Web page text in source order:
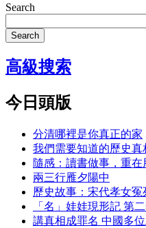
Search
Search
高級搜索
今日頭版
分清哪裡是你真正的家
我們需要知道的歷史真
隨感：讀書做事，重在
兩三行雁夕陽中
歷史故事：宋代孝女冤
「名」娃娃現形記 第二
講真相成罪名 中國多